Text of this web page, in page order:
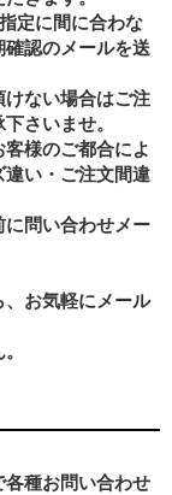
定に間に合わな
認のメールを送
ない場合はご注
さいませ。
様のご都合によ
い・ご注文間違
問い合わせメー
お気軽にメール
種お問い合わせ